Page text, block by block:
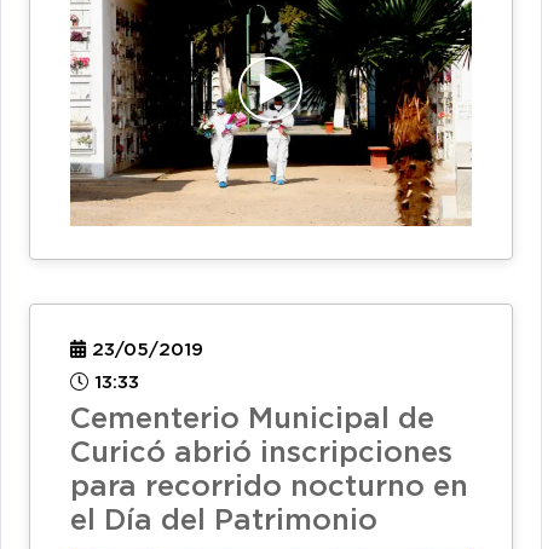
23/05/2019
13:33
Cementerio Municipal de
Curicó abrió inscripciones
para recorrido nocturno en
el Día del Patrimonio